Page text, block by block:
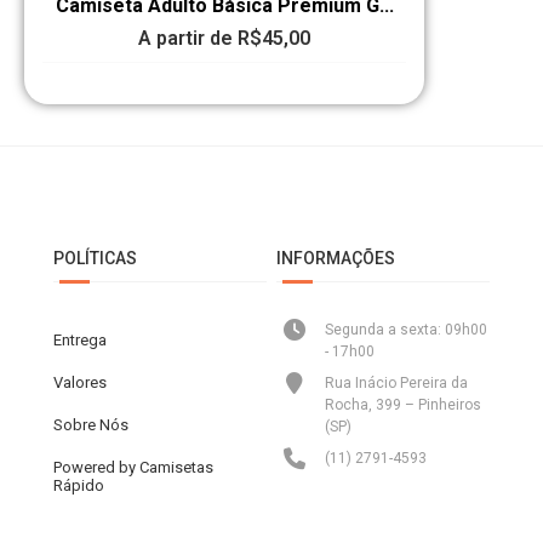
Camiseta Adulto Básica Premium G...
A partir de R$45,00
POLÍTICAS
Entrega
Valores
Sobre Nós
Powered by Camisetas
Rápido
INFORMAÇÕES
Segunda a sexta: 09h00
- 17h00
Rua Inácio Pereira da
Rocha, 399 – Pinheiros
(SP)
(11) 2791-4593